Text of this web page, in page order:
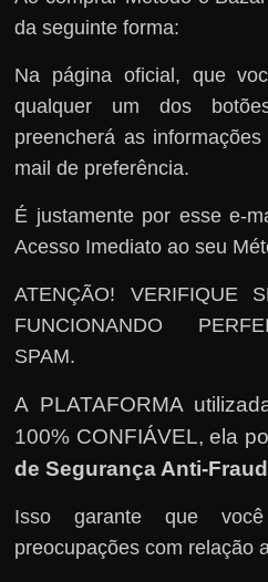
da seguinte forma:
Na página oficial, que
qualquer um dos
preencherá as
mail de preferência.
É justamente por esse e-
Acesso Imediato ao seu
ATENÇÃO! VERIFIQUE
FUNCIONANDO
SPAM.
A PLATAFORMA
100% CONFIÁVEL, ela
de Segurança Anti-
Isso garante que
preocupações com relação